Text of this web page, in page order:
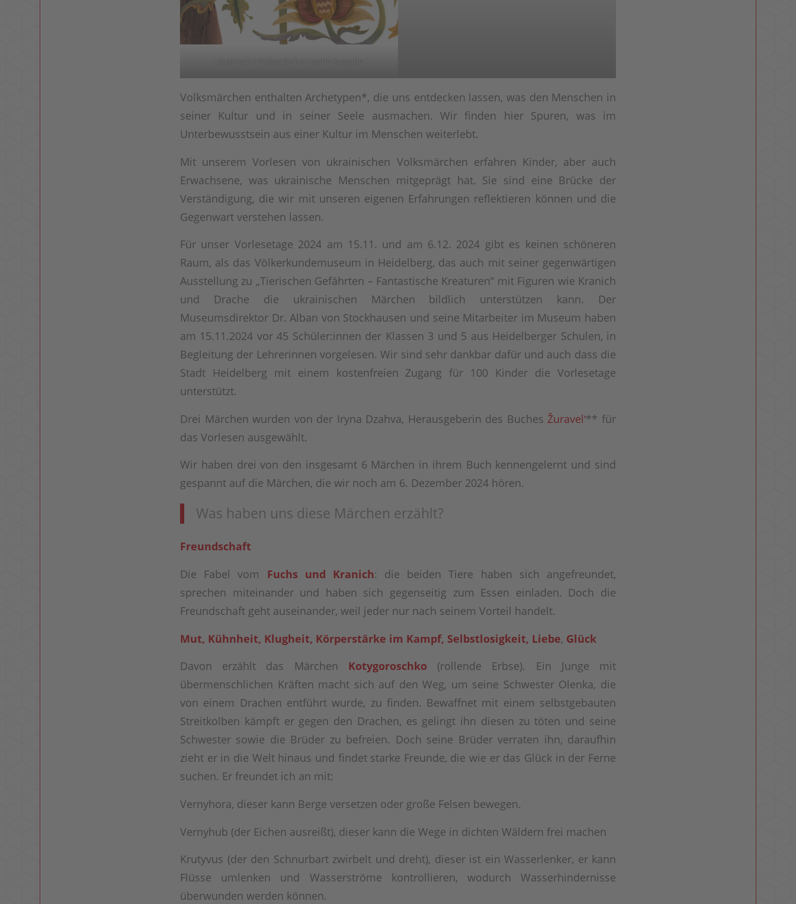
ukrainische Volksmärchen ua/de Ausgabe
Volksmärchen enthalten Archetypen*, die uns entdecken lassen, was den Menschen in
seiner Kultur und in seiner Seele ausmachen. Wir finden hier Spuren, was im
Unterbewusstsein aus einer Kultur im Menschen weiterlebt.
Mit unserem Vorlesen von ukrainischen Volksmärchen erfahren Kinder, aber auch
Erwachsene, was ukrainische Menschen mitgeprägt hat. Sie sind eine Brücke der
Verständigung, die wir mit unseren eigenen Erfahrungen reflektieren können und die
Gegenwart verstehen lassen.
Für unser Vorlesetage 2024 am 15.11. und am 6.12. 2024 gibt es keinen schöneren
Raum, als das Völkerkundemuseum in Heidelberg, das auch mit seiner gegenwärtigen
Ausstellung zu „Tierischen Gefährten – Fantastische Kreaturen“ mit Figuren wie Kranich
und Drache die ukrainischen Märchen bildlich unterstützen kann. Der
Museumsdirektor Dr. Alban von Stockhausen und seine Mitarbeiter im Museum haben
am 15.11.2024 vor 45 Schüler:innen der Klassen 3 und 5 aus Heidelberger Schulen, in
Begleitung der Lehrerinnen vorgelesen. Wir sind sehr dankbar dafür und auch dass die
Stadt Heidelberg mit einem kostenfreien Zugang für 100 Kinder die Vorlesetage
unterstützt.
Drei Märchen wurden von der Iryna Dzahva, Herausgeberin des Buches Žuravelʹ** für
das Vorlesen ausgewählt.
Wir haben drei von den insgesamt 6 Märchen in ihrem Buch kennengelernt und sind
gespannt auf die Märchen, die wir noch am 6. Dezember 2024 hören.
Was haben uns diese Märchen erzählt?
Freundschaft
Die Fabel vom Fuchs und Kranich: die beiden Tiere haben sich angefreundet,
sprechen miteinander und haben sich gegenseitig zum Essen einladen. Doch die
Freundschaft geht auseinander, weil jeder nur nach seinem Vorteil handelt.
Mut, Kühnheit, Klugheit, Körperstärke im Kampf, Selbstlosigkeit, Liebe, Glück
Davon erzählt das Märchen Kotygoroschko (rollende Erbse). Ein Junge mit
übermenschlichen Kräften macht sich auf den Weg, um seine Schwester Olenka, die
von einem Drachen entführt wurde, zu finden. Bewaffnet mit einem selbstgebauten
Streitkolben kämpft er gegen den Drachen, es gelingt ihn diesen zu töten und seine
Schwester sowie die Brüder zu befreien. Doch seine Brüder verraten ihn, daraufhin
zieht er in die Welt hinaus und findet starke Freunde, die wie er das Glück in der Ferne
suchen. Er freundet ich an mit:
Vernyhora, dieser kann Berge versetzen oder große Felsen bewegen.
Vernyhub (der Eichen ausreißt), dieser kann die Wege in dichten Wäldern frei machen
Krutyvus (der den Schnurbart zwirbelt und dreht), dieser ist ein Wasserlenker, er kann
Flüsse umlenken und Wasserströme kontrollieren, wodurch Wasserhindernisse
überwunden werden können.